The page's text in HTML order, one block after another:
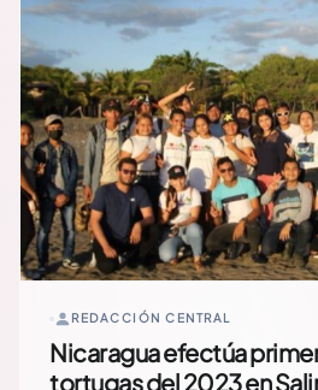
REDACCIÓN CENTRAL
Nicaragua efectúa
tortugas del 2023 en